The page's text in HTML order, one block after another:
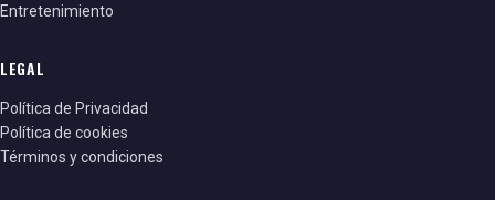
Entretenimiento
LEGAL
Política de Privacidad
Política de cookies
Términos y condiciones